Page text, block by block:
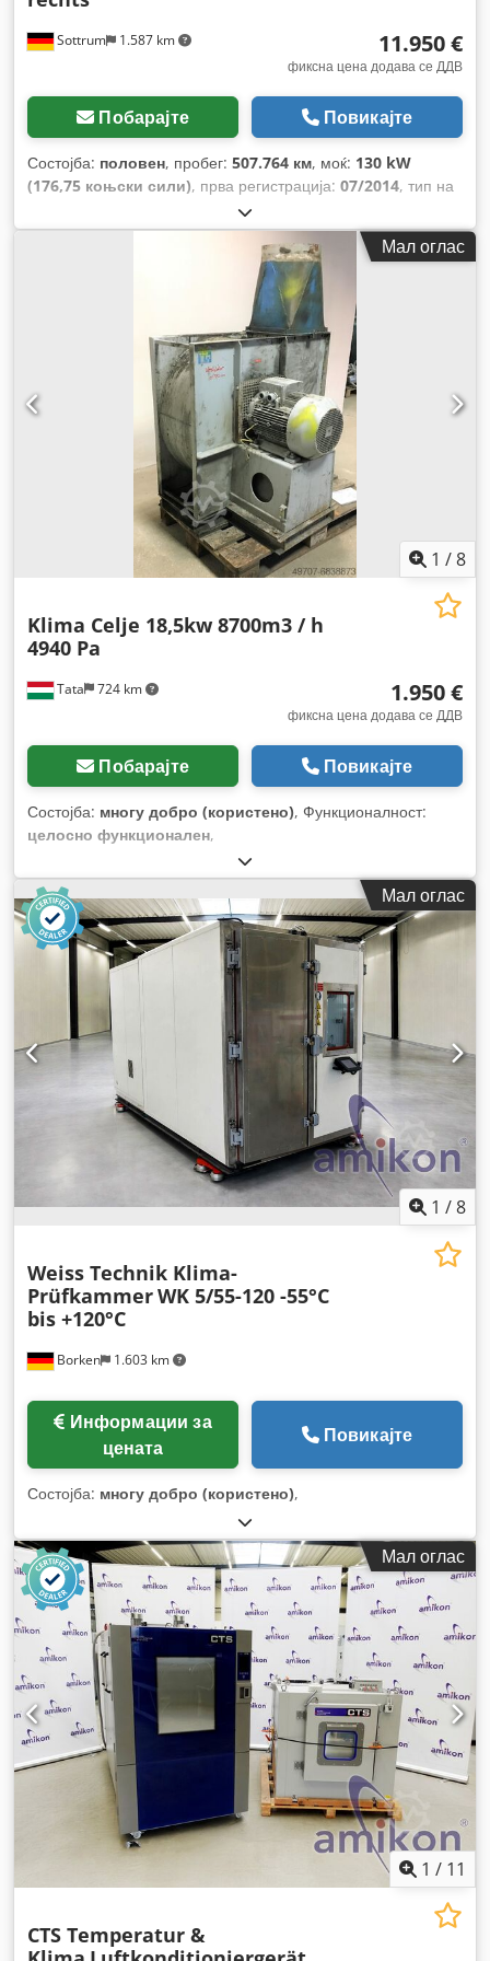
Sottrum 1.587 km 11.950 €
фиксна цена додава се ДДВ
Побарајте Повикајте
Состојба: половен, пробег: 507.764 км, моќ: 130 kW
(176,75 коњски сили), прва регистрација: 07/2014, тип на
, празна тежина:
носивост на товар:1.170 кг, вкупна тежина:7.490 кг,
, меѓуоскино растојание:
, кочници: кочење со мотор
дневна кабина
, тип на пренос:
Еуро 6, суспензија:
, број на седишта:2, должина на товарниот простор:
, ширина на товарниот простор: 2.450 мм
на просторот за товарење:
2.700 мм, Опрема:
блокада на диференцијалот, борден компјутер, греач
на седиште, електронска програма за стабилност (ESP),
заден лифт, кабина, клима уред, компресиран
воздушен сопирачки, сензори за паркирање, серво
управувач, систем за имобилизатор, систем за
контрола на влечењето, спојлер, темпомат, филтер за
Мал оглас
1 /8
Tata 724 km
Klima Celje 18,5kw 8700m3 / h
4940 Pa
1.950 €
фиксна цена додава се ДДВ
Побарајте Повикајте
Состојба: многу добро (користено), Функционалност:
целосно функционален,
Мал оглас
1 /8
Borken 1.603 km
Weiss Technik Klima-
PrüfkammerWK 5/55-120 -55°C
bis +120°C
цената
Повикајте
Состојба: многу добро (користено),
Мал оглас
1 / 11
CTS Temperatur &